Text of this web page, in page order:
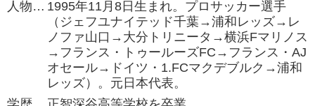
人物… 1995年11月8日生まれ。プロサッカー選手
（ジェフユナイテッド千葉→浦和レッズ→レ
ノファ山口→大分トリニータ→横浜Fマリノス
→フランス・トゥールーズFC→フランス・AJ
オセール→ドイツ・1.FCマクデブルク→浦和
レッズ）。元日本代表。